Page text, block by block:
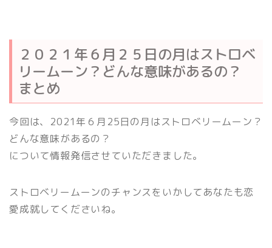
２０２１年６月２５日の月はストロベ
リームーン？どんな意味があるの？
まとめ
今回は、2021年６月25日の月はストロベリームーン？
どんな意味があるの？
について情報発信させていただきました。
ストロベリームーンのチャンスをいかしてあなたも恋
愛成就してくださいね。